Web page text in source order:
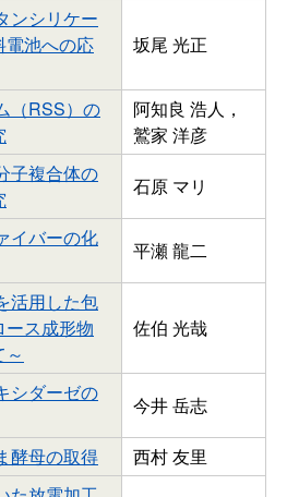
ンシリケー
電池への応
坂尾 光正
（RSS）の
阿知良 浩人，
鷲家 洋彦
子複合体の
石原 マリ
イバーの化
平瀬 龍二
活用した包
ス成形物
佐伯 光哉
シダーゼの
今井 岳志
酵母の取得
西村 友里